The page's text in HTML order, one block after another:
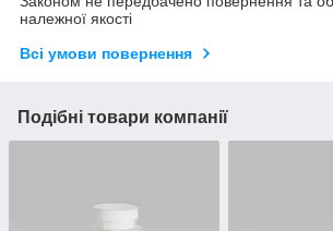
належної якості
Всі умови повернення
Подібні товари компанії